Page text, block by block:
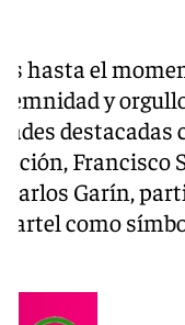
hasta el
y
Francisco
Carlos Garín,
como